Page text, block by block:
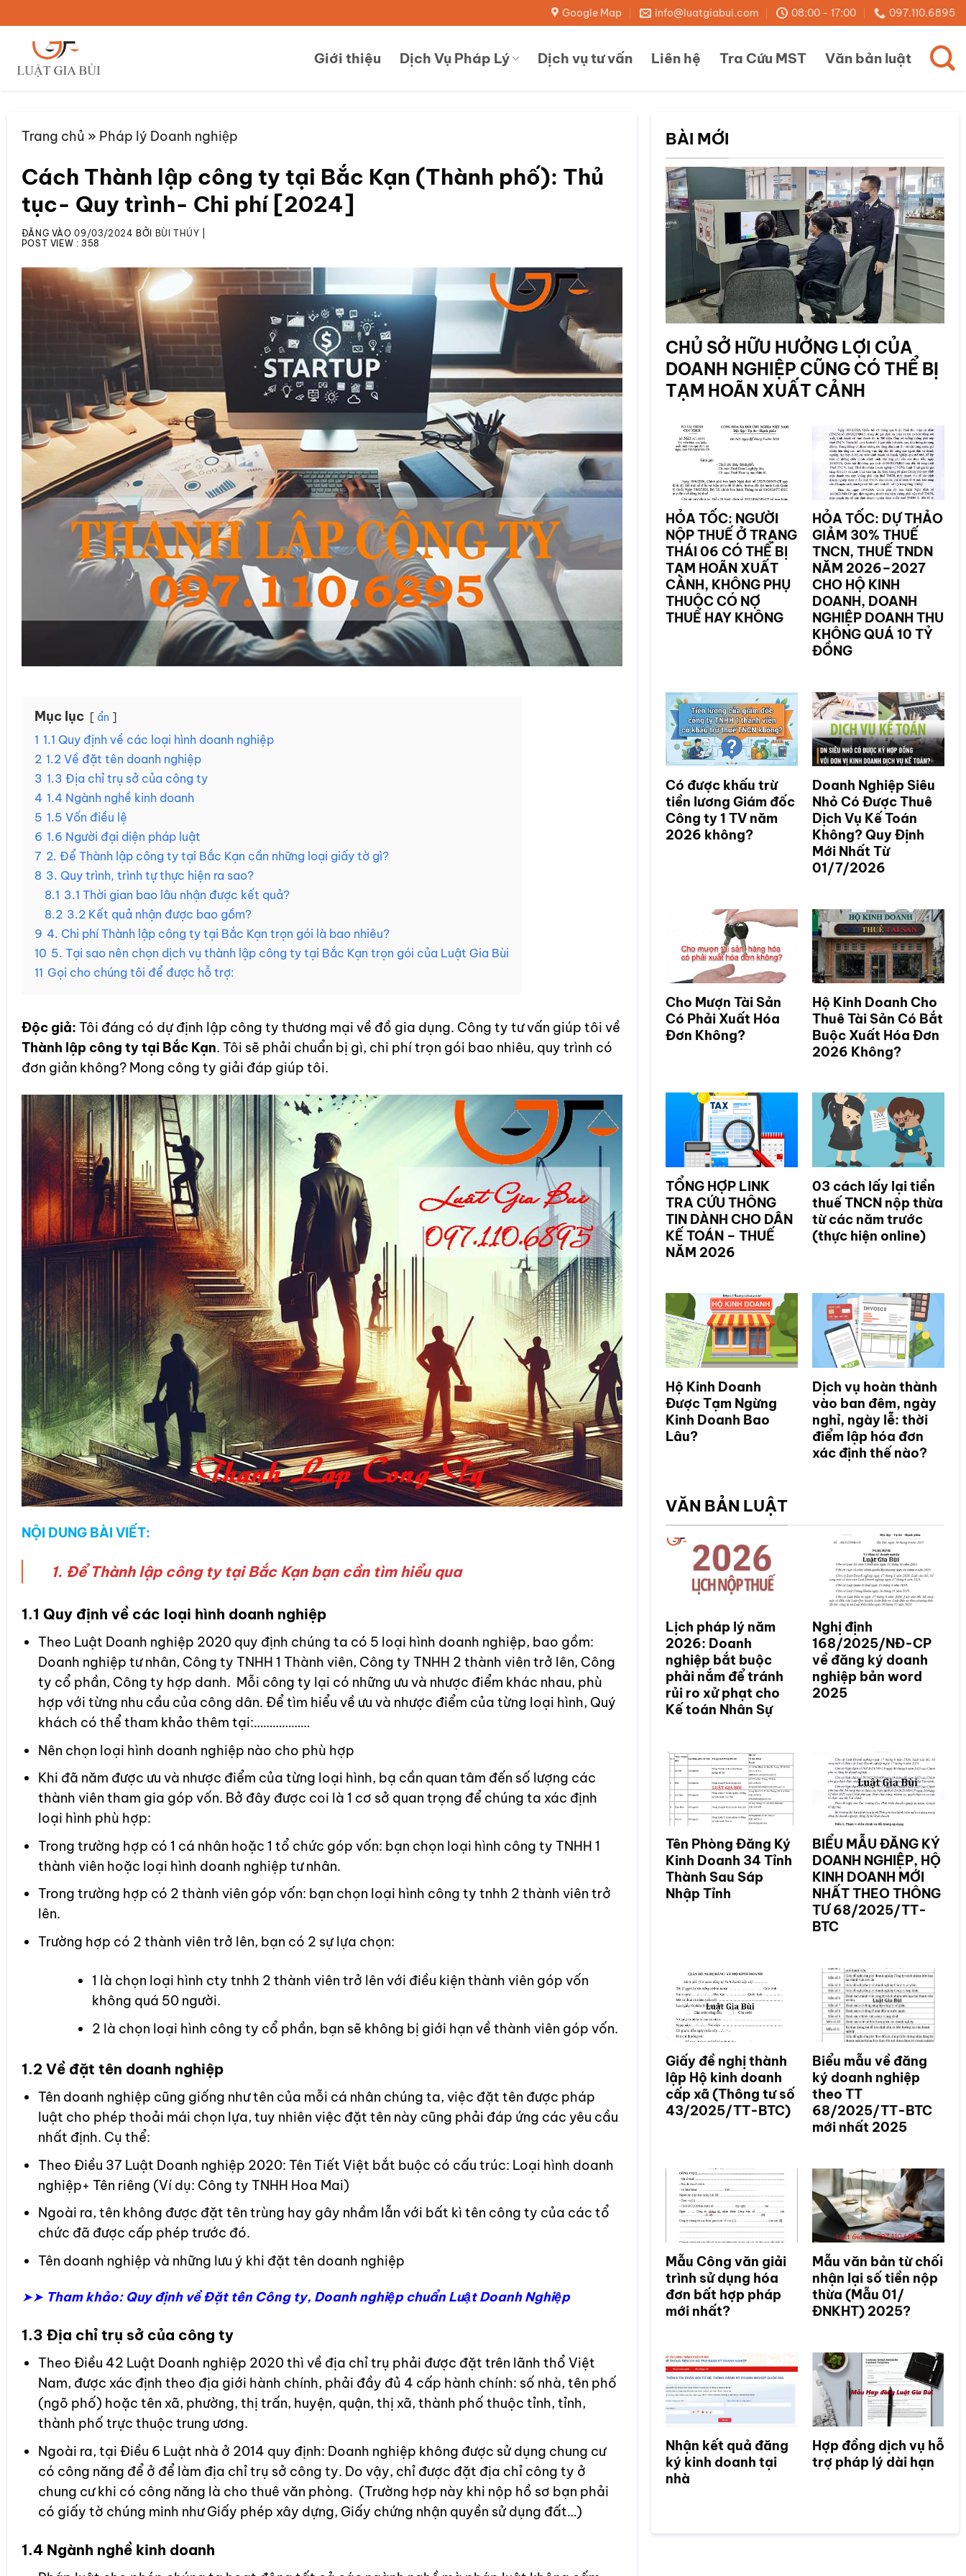
qua
dung
Google Map info@luatgiabui.com 08:00 - 17:00 097.110.6895
Giới thiệu Dịch Vụ Pháp Lý Dịch vụ tư vấn Liên hệ Tra Cứu MST Văn bản luật
Trang chủ » Pháp lý Doanh nghiệp
Cách Thành lập công ty tại Bắc Kạn (Thành phố): Thủ
tục- Quy trình- Chi phí [2024]
ĐĂNG VÀO09/03/2024 BỞI BÙI THÚY
POST VIEW : 358
Mục lục ẩn
1 1.1 Quy định về các loại hình doanh nghiệp
2 1.2 Về đặt tên doanh nghiệp
3 1.3 Địa chỉ trụ sở của công ty
4 1.4 Ngành nghề kinh doanh
5 1.5 Vốn điều lệ
6 1.6 Người đại diện pháp luật
7 2. Để Thành lập công ty tại Bắc Kạn cần những loại giấy tờ gì?
8 3. Quy trình, trình tự thực hiện ra sao?
8.1 3.1 Thời gian bao lâu nhận được kết quả?
8.2 3.2 Kết quả nhận được bao gồm?
9 4. Chi phí Thành lập công ty tại Bắc Kạn trọn gói là bao nhiêu?
10 5. Tại sao nên chọn dịch vụ thành lập công ty tại Bắc Kạn trọn gói của Luật Gia Bùi
11 Gọi cho chúng tôi để được hỗ trợ:
Độc giả: Tôi đáng có dự định lập công ty thương mại về đồ gia dụng. Công ty tư vấn giúp tôi về
Thành lập công ty tại Bắc Kạn. Tôi sẽ phải chuẩn bị gì, chi phí trọn gói bao nhiêu, quy trình có
đơn giản không? Mong công ty giải đáp giúp tôi.
NỘI DUNG BÀI VIẾT:
1. Để Thành lập công ty tại Bắc Kạn bạn cần tìm hiểu qua
1.1 Quy định về các loại hình doanh nghiệp
Theo Luật Doanh nghiệp 2020 quy định chúng ta có 5 loại hình doanh nghiệp, bao gồm:
Doanh nghiệp tư nhân, Công ty TNHH 1 Thành viên, Công ty TNHH 2 thành viên trở lên, Công
ty cổ phần, Công ty hợp danh. Mỗi công ty lại có những ưu và nhược điểm khác nhau, phù
hợp với từng nhu cầu của công dân. Để tìm hiểu về ưu và nhược điểm của từng loại hình, Quý
khách có thể tham khảo thêm tại:………………
Nên chọn loại hình doanh nghiệp nào cho phù hợp
Khi đã năm được ưu và nhược điểm của từng loại hình, bạ cần quan tâm đến số lượng các
thành viên tham gia góp vốn. Bở đây được coi là 1 cơ sở quan trọng để chúng ta xác định
loại hình phù hợp:
Trong trường hợp có 1 cá nhân hoặc 1 tổ chức góp vốn: bạn chọn loại hình công ty TNHH 1
thành viên hoặc loại hình doanh nghiệp tư nhân.
Trong trường hợp có 2 thành viên góp vốn: bạn chọn loại hình công ty tnhh 2 thành viên trở
lên.
Trường hợp có 2 thành viên trở lên, bạn có 2 sự lựa chọn:
1 là chọn loại hình cty tnhh 2 thành viên trở lên với điều kiện thành viên góp vốn
không quá 50 người.
2 là chọn loại hình công ty cổ phần, bạn sẽ không bị giới hạn về thành viên góp vốn.
1.2 Về đặt tên doanh nghiệp
Tên doanh nghiệp cũng giống như tên của mỗi cá nhân chúng ta, việc đặt tên được pháp
luật cho phép thoải mái chọn lựa, tuy nhiên việc đặt tên này cũng phải đáp ứng các yêu cầu
nhất định. Cụ thể:
Theo Điều 37 Luật Doanh nghiệp 2020: Tên Tiết Việt bắt buộc có cấu trúc: Loại hình doanh
nghiệp+ Tên riêng (Ví dụ: Công ty TNHH Hoa Mai)
Ngoài ra, tên không được đặt tên trùng hay gây nhầm lẫn với bất kì tên công ty của các tổ
chức đã được cấp phép trước đó.
Tên doanh nghiệp và những lưu ý khi đặt tên doanh nghiệp
➤➤ Tham khảo: Quy định về Đặt tên Công ty, Doanh nghiệp chuẩn Luật Doanh Nghiệp
1.3 Địa chỉ trụ sở của công ty
Theo Điều 42 Luật Doanh nghiệp 2020 thì về địa chỉ trụ phải được đặt trên lãnh thổ Việt
Nam, được xác định theo địa giới hành chính, phải đầy đủ 4 cấp hành chính: số nhà, tên phố
(ngõ phố) hoặc tên xã, phường, thị trấn, huyện, quận, thị xã, thành phố thuộc tỉnh, tỉnh,
thành phố trực thuộc trung ương.
Ngoài ra, tại Điều 6 Luật nhà ở 2014 quy định: Doanh nghiệp không được sử dụng chung cư
có công năng để ở để làm địa chỉ trụ sở công ty. Do vậy, chỉ được đặt địa chỉ công ty ở
chung cư khi có công năng là cho thuê văn phòng. (Trường hợp này khi nộp hồ sơ bạn phải
có giấy tờ chúng minh như Giấy phép xây dựng, Giấy chứng nhận quyền sử dụng đất…)
1.4 Ngành nghề kinh doanh
BÀI MỚI
CHỦ SỞ HỮU HƯỞNG LỢI CỦA
DOANH NGHIỆP CŨNG CÓ THỂ BỊ
TẠM HOÃN XUẤT CẢNH
HỎA TỐC: NGƯỜI
NỘP THUẾ Ở TRẠNG
THÁI 06 CÓ THỂ BỊ
TẠM HOÃN XUẤT
CẢNH, KHÔNG PHỤ
THUỘC CÓ NỢ
THUẾ HAY KHÔNG
HỎA TỐC: DỰ THẢO
GIẢM 30% THUẾ
TNCN, THUẾ TNDN
NĂM 2026–2027
CHO HỘ KINH
DOANH, DOANH
NGHIỆP DOANH THU
KHÔNG QUÁ 10 TỶ
ĐỒNG
Có được khấu trừ
tiền lương Giám đốc
Công ty 1 TV năm
2026 không?
Doanh Nghiệp Siêu
Nhỏ Có Được Thuê
Dịch Vụ Kế Toán
Không? Quy Định
Mới Nhất Từ
01/7/2026
Cho Mượn Tài Sản
Có Phải Xuất Hóa
Đơn Không?
Hộ Kinh Doanh Cho
Thuê Tài Sản Có Bắt
Buộc Xuất Hóa Đơn
2026 Không?
TỔNG HỢP LINK
TRA CỨU THÔNG
TIN DÀNH CHO DÂN
KẾ TOÁN – THUẾ
NĂM 2026
03 cách lấy lại tiền
thuế TNCN nộp thừa
từ các năm trước
(thực hiện online)
Hộ Kinh Doanh
Được Tạm Ngừng
Kinh Doanh Bao
Lâu?
Dịch vụ hoàn thành
vào ban đêm, ngày
nghỉ, ngày lễ: thời
điểm lập hóa đơn
xác định thế nào?
VĂN BẢN LUẬT
Lịch pháp lý năm
2026: Doanh
nghiệp bắt buộc
phải nắm để tránh
rủi ro xử phạt cho
Kế toán Nhân Sự
Nghị định
168/2025/NĐ-CP
về đăng ký doanh
nghiệp bản word
2025
Tên Phòng Đăng Ký
Kinh Doanh 34 Tỉnh
Thành Sau Sáp
Nhập Tỉnh
BIỂU MẪU ĐĂNG KÝ
DOANH NGHIỆP, HỘ
KINH DOANH MỚI
NHẤT THEO THÔNG
TƯ 68/2025/TT-
BTC
Giấy đề nghị thành
lập Hộ kinh doanh
cấp xã (Thông tư số
43/2025/TT-BTC)
Biểu mẫu về đăng
ký doanh nghiệp
theo TT
68/2025/TT-BTC
mới nhất 2025
Mẫu Công văn giải
trình sử dụng hóa
đơn bất hợp pháp
mới nhất?
Mẫu văn bản từ chối
nhận lại số tiền nộp
thừa (Mẫu 01/
ĐNKHT) 2025?
Nhận kết quả đăng
ký kinh doanh tại
nhà
Hợp đồng dịch vụ hỗ
trợ pháp lý dài hạn